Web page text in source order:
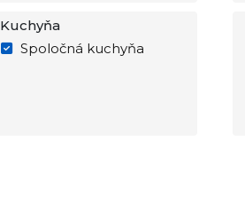
Kuchyňa
Spoločná kuchyňa